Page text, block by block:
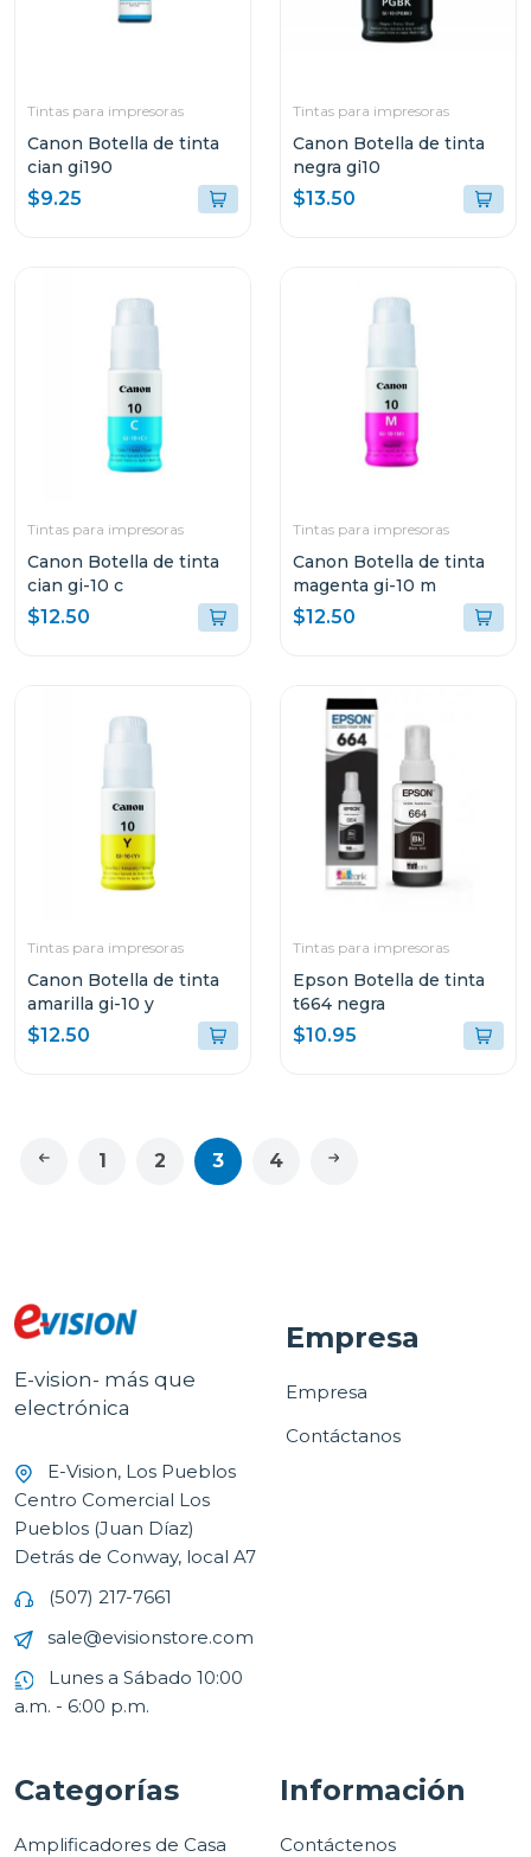
Tintas para impresoras
Canon Botella de tinta
cian gi190
$9.25
Tintas para impresoras
Canon Botella de tinta
negra gi10
$13.50
Tintas para impresoras
Canon Botella de tinta
cian gi-10 c
$12.50
Tintas para impresoras
Canon Botella de tinta
magenta gi-10 m
$12.50
Tintas para impresoras
Canon Botella de tinta
amarilla gi-10 y
$12.50
Tintas para impresoras
Epson Botella de tinta
t664 negra
$10.95
1 2 3 4
E-vision- más que
electrónica
E-Vision, Los Pueblos
Centro Comercial Los
Pueblos (Juan Díaz)
Detrás de Conway, local A7
(507) 217-7661
sale@evisionstore.com
Lunes a Sábado 10:00
a.m. - 6:00 p.m.
Empresa
Empresa
Contáctanos
Categorías
Amplificadores de Casa
Información
Contáctenos